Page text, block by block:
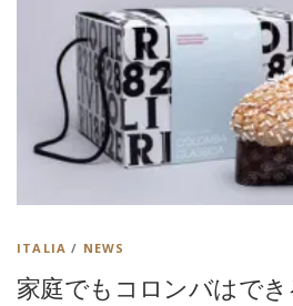
ITALIA / NEWS
家庭でもコロンバはで